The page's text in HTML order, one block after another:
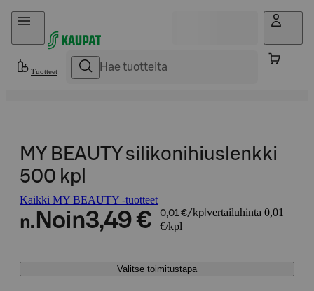
Hyppää sisältöön
Tuotteet
MY BEAUTY silikonihiuslenkki
500 kpl
Kaikki MY BEAUTY -tuotteet
n. Noin3,49 € 0,01 €/kpl vertailuhinta 0,01
€/kpl
Valitse toimitustapa